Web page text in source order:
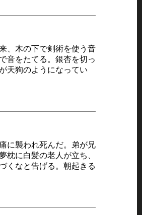
、木の下で剣術を使う音
音をたてる。銀杏を切っ
天狗のようになってい
に襲われ死んだ。弟が兄
枕に白髪の老人が立ち、
くなと告げる。朝起きる